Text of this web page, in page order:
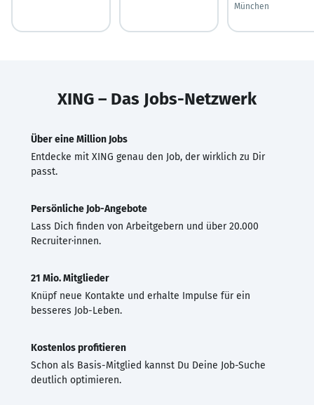
München
XING – Das Jobs-Netzwerk
Über eine Million Jobs
Entdecke mit XING genau den Job, der wirklich zu Dir
passt.
Persönliche Job-Angebote
Lass Dich finden von Arbeitgebern und über 20.000
Recruiter·innen.
21 Mio. Mitglieder
Knüpf neue Kontakte und erhalte Impulse für ein
besseres Job-Leben.
Kostenlos profitieren
Schon als Basis-Mitglied kannst Du Deine Job-Suche
deutlich optimieren.